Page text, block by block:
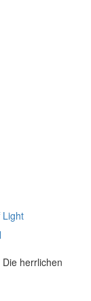
Light
herrlichen